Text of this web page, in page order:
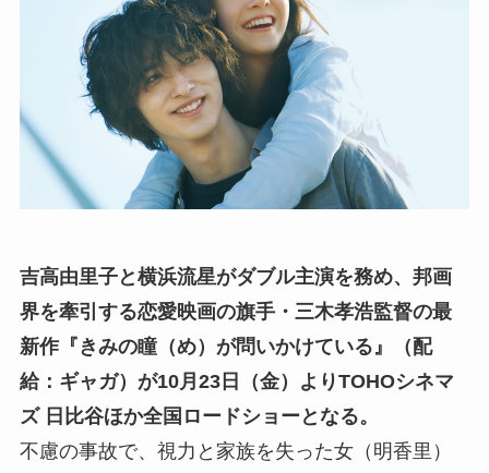
吉高由里子と横浜流星がダブル主演を務め、邦画
界を牽引する恋愛映画の旗手・三木孝浩監督の最
新作『きみの瞳（め）が問いかけている』（配
給：ギャガ）が10月23日（金）よりTOHOシネマ
ズ 日比谷ほか全国ロードショーとなる。
不慮の事故で、視力と家族を失った女（明香里）